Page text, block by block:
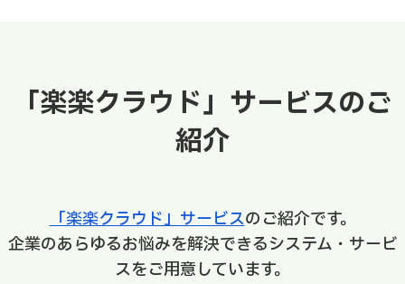
「楽楽クラウド」サービスのご
紹介
「楽楽クラウド」サービスのご紹介です。
企業のあらゆるお悩みを解決できるシステム・サービ
スをご用意しています。